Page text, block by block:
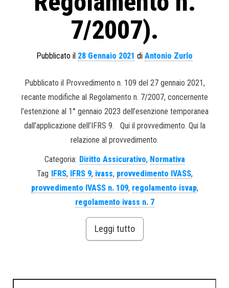
7/2007).
Pubblicato il 28 Gennaio 2021 di Antonio Zurlo
Pubblicato il Provvedimento n. 109 del 27 gennaio 2021,
recante modifiche al Regolamento n. 7/2007, concernente
l’estenzione al 1° gennaio 2023 dell’esenzione temporanea
dall’applicazione dell’IFRS 9. Qui il provvedimento. Qui la
relazione al provvedimento.
Categoria: Diritto Assicurativo, Normativa
Tag IFRS, IFRS 9, ivass, provvedimento IVASS,
provvedimento IVASS n. 109, regolamento isvap,
regolamento ivass n. 7
Leggi tutto